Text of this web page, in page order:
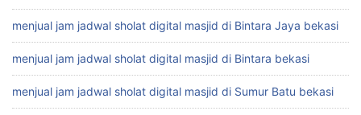
menjual jam jadwal sholat digital masjid di Bintara Jaya bekasi
menjual jam jadwal sholat digital masjid di Bintara bekasi
menjual jam jadwal sholat digital masjid di Sumur Batu bekasi